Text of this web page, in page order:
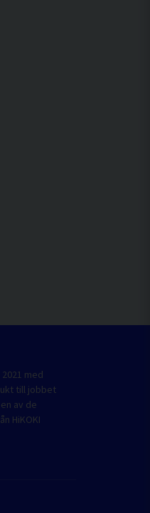
med
till jobbet
av de
HiKOKI